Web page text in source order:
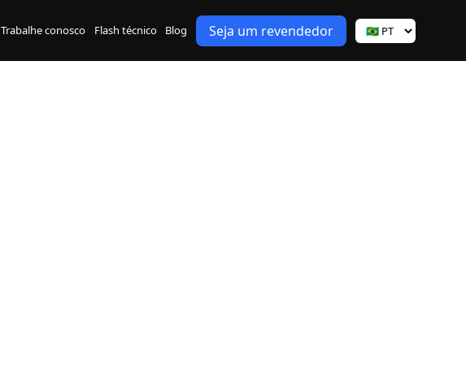
Trabalhe conosco Flash técnico Blog Seja um revendedor